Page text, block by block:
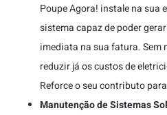
Poupe Agora! instale na sua
sistema capaz de poder
imediata na sua fatura. Sem
reduzir já os custos de
Reforce o seu contributo
Manutenção de Sistemas